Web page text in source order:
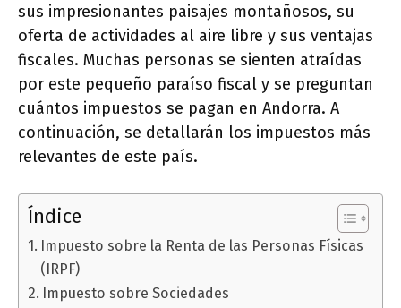
sus impresionantes paisajes montañosos, su
oferta de actividades al aire libre y sus ventajas
fiscales. Muchas personas se sienten atraídas
por este pequeño paraíso fiscal y se preguntan
cuántos impuestos se pagan en Andorra. A
continuación, se detallarán los impuestos más
relevantes de este país.
Índice
Impuesto sobre la Renta de las Personas Físicas
(IRPF)
Impuesto sobre Sociedades